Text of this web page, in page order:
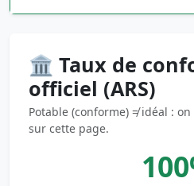
🏛️ Taux de
officiel (ARS)
Potable (conforme) ≠ idéal :
sur cette page.